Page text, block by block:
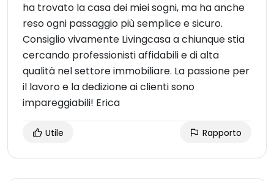
ha trovato la casa dei miei sogni, ma ha anche
reso ogni passaggio più semplice e sicuro.
Consiglio vivamente Livingcasa a chiunque stia
cercando professionisti affidabili e di alta
qualità nel settore immobiliare. La passione per
il lavoro e la dedizione ai clienti sono
impareggiabili! Erica
Utile Rapporto